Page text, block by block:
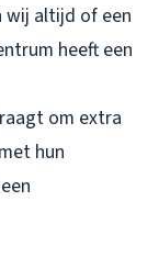
wij altijd of een
heeft een
om extra
hun